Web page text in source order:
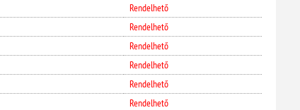
Rendelhető
Rendelhető
Rendelhető
Rendelhető
Rendelhető
Rendelhető